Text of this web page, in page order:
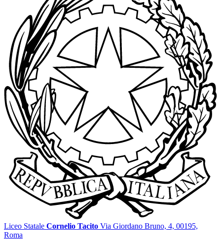
Liceo Statale Cornelio Tacito Via Giordano Bruno, 4, 00195,
Roma